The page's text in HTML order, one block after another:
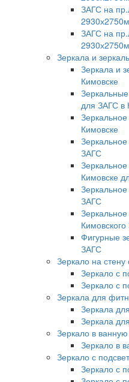
ЗАГС на
ЗАГС на
Зеркала и
Зеркала и
Кимовске
для ЗАГС в
Кимовске
ЗАГС
Кимовске
ЗАГС
Фигурные
ЗАГС
Зеркало на стену
Зеркало с
Зеркало с
Зеркала для
Зеркала
Зеркала
Зеркало в
Зеркало в
Зеркало с
Зеркало с